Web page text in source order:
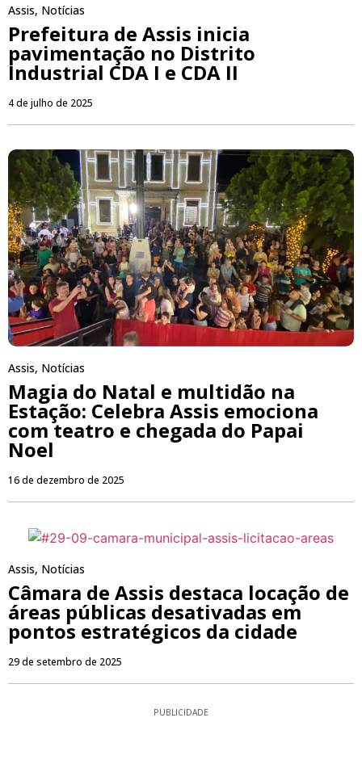
Assis, Notícias
Prefeitura de Assis inicia
pavimentação no Distrito
Industrial CDA I e CDA II
4 de julho de 2025
Assis, Notícias
Magia do Natal e multidão na
Estação: Celebra Assis emociona
com teatro e chegada do Papai
Noel
16 de dezembro de 2025
Assis, Notícias
Câmara de Assis destaca locação de
áreas públicas desativadas em
pontos estratégicos da cidade
29 de setembro de 2025
PUBLICIDADE